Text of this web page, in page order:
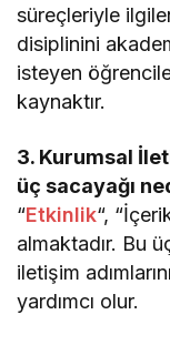
süreçleriyle
disiplinini
isteyen
kaynaktır.
3. Kurumsal
üç sacayağı
“Etkinlik“,
almaktadır. Bu
iletişim
yardımcı olur.